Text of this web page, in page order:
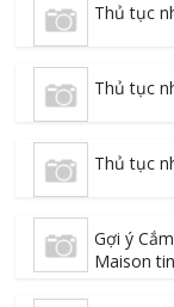
Thủ tục
Thủ tục
Thủ tục
Gợi ý
Maison